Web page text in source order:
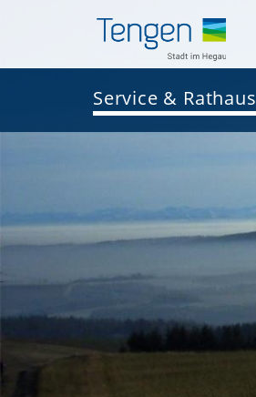
Service & Rathaus